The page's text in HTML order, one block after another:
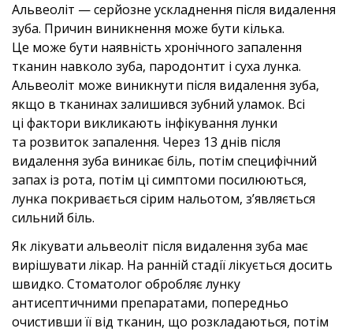
Альвеоліт — серйозне ускладнення після видалення
зуба. Причин виникнення може бути кілька.
Це може бути наявність хронічного запалення
тканин навколо зуба, пародонтит і суха лунка.
Альвеоліт може виникнути після видалення зуба,
якщо в тканинах залишився зубний уламок. Всі
ці фактори викликають інфікування лунки
та розвиток запалення. Через 13 днів після
видалення зуба виникає біль, потім специфічний
запах із рота, потім ці симптоми посилюються,
лунка покривається сірим нальотом, з’являється
сильний біль.
Як лікувати альвеоліт після видалення зуба має
вирішувати лікар. На ранній стадії лікується досить
швидко. Стоматолог обробляє лунку
антисептичними препаратами, попередньо
очистивши її від тканин, що розкладаються, потім